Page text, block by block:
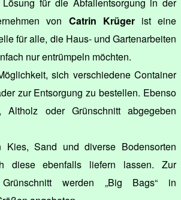
von Catrin Krügerist eine
für alle, die Haus- und Gartenarbeiten
nur entrümpeln möchten.
sich verschiedene Container
zur Entsorgung zu bestellen. Ebenso
Altholz oder Grünschnitt abgegeben
Sand und diverse Bodensorten
diese ebenfalls liefern lassen. Zur
werden „Big Bags“ in